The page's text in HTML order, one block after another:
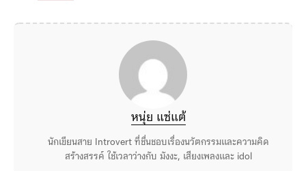
หนุ่ย แซ่แต้
นักเขียนสาย Introvert ที่ชื่นชอบเรื่องนวัตกรรมและความคิด
สร้างสรรค์ ใช้เวลาว่างกับ มังงะ, เสียงเพลงและ idol